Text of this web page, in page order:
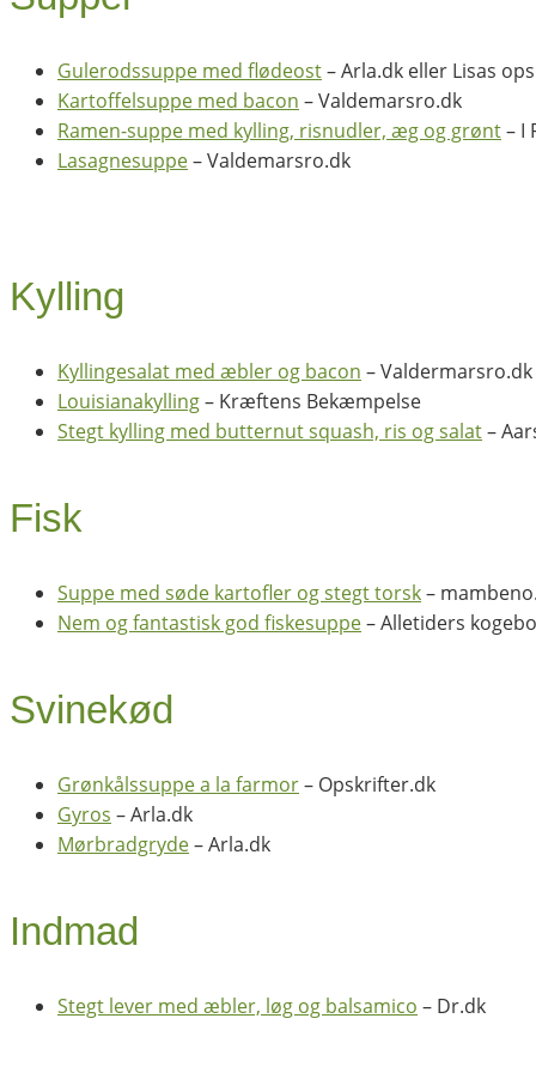
Gulerodssuppe med flødeost– Arla.dk eller Lisas
Kartoffelsuppe med bacon – Valdemarsro.dk
Ramen-suppe med kylling, risnudler, æg og grønt– I
Lasagnesuppe– Valdemarsro.dk
Kylling
Kyllingesalat med æbler og bacon – Valdermarsro.dk
Louisianakylling– Kræftens Bekæmpelse
Stegt kylling med butternut squash, ris og salat–
Fisk
Suppe med søde kartofler og stegt torsk–
Nem og fantastisk god fiskesuppe– Alletiders
Svinekød
Grønkålssuppe a la farmor– Opskrifter.dk
Gyros – Arla.dk
Mørbradgryde– Arla.dk
Indmad
Stegt lever med æbler, løg og balsamico – Dr.dk